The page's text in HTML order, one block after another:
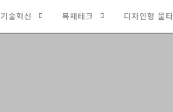
기술혁신 목재테크 디자인형 울